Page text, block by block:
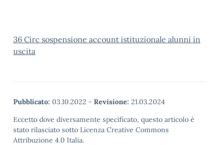
36 Circ sospensione account istituzionale alunni in
uscita
Pubblicato: 03.10.2022 - Revisione: 21.03.2024
Eccetto dove diversamente specificato, questo articolo è
stato rilasciato sotto Licenza Creative Commons
Attribuzione 4.0 Italia.